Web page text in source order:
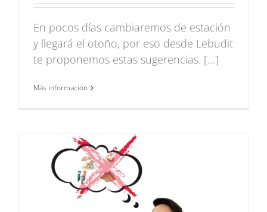
En pocos días cambiaremos de estación
y llegará el otoño, por eso desde Lebudit
te proponemos estas sugerencias. […]
Más información